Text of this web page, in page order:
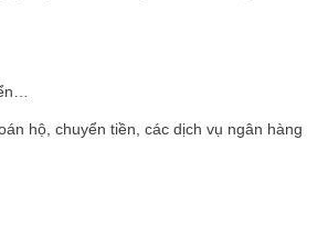
hộ, chuyển tiền, các dịch vụ ngân hàng